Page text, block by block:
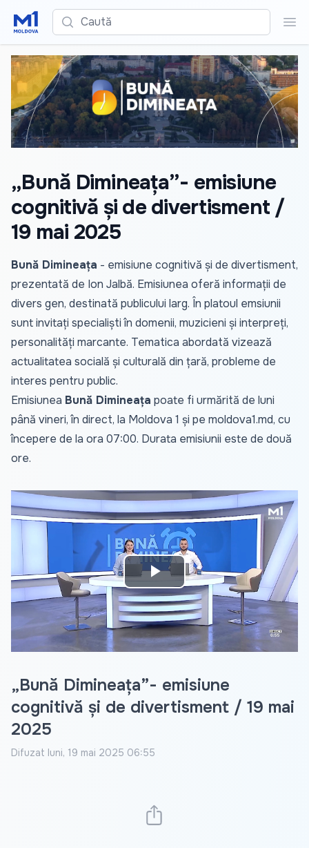
Caută
„Bună Dimineața”- emisiune
cognitivă și de divertisment /
19 mai 2025
Bună Dimineața - emisiune cognitivă și de divertisment,
prezentată de Ion Jalbă. Emisiunea oferă informații de
divers gen, destinată publicului larg. În platoul emsiunii
sunt invitați specialiști în domenii, muzicieni și interpreți,
personalități marcante. Tematica abordată vizează
actualitatea socială și culturală din țară, probleme de
interes pentru public.
Emisiunea Bună Dimineața poate fi urmărită de luni
până vineri, în direct, la Moldova 1 și pe moldova1.md, cu
începere de la ora 07:00. Durata emisiunii este de două
ore.
Play
Video
„Bună Dimineața”- emisiune
cognitivă și de divertisment / 19 mai
2025
Difuzat luni, 19 mai 2025 06:55